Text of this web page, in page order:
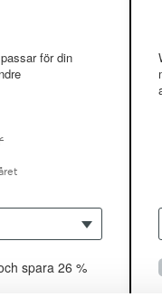
för din
spara 26 %